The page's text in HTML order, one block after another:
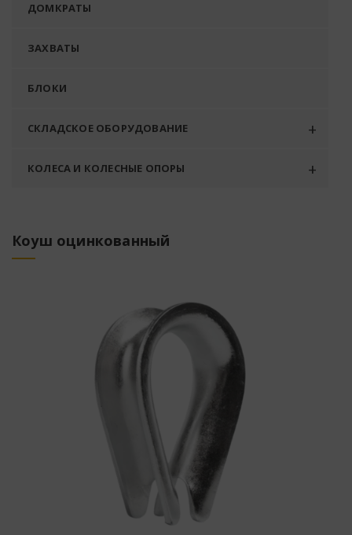
ДОМКРАТЫ
ЗАХВАТЫ
БЛОКИ
СКЛАДСКОЕ ОБОРУДОВАНИЕ
КОЛЕСА И КОЛЕСНЫЕ ОПОРЫ
Коуш оцинкованный